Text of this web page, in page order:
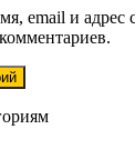
email и адрес